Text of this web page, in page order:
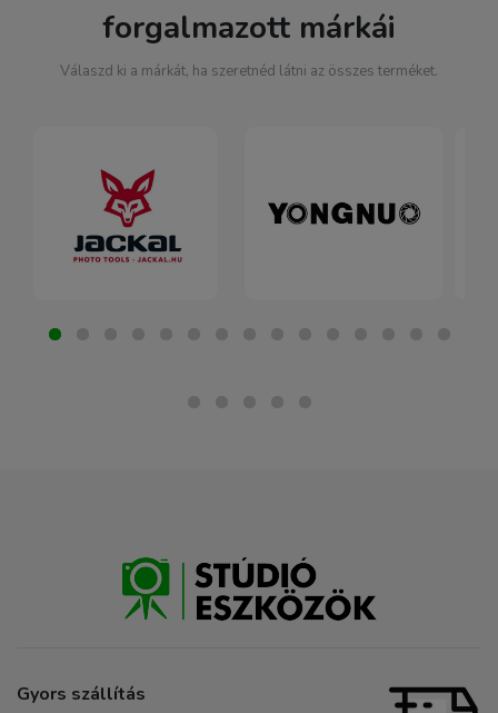
forgalmazott márkái
Válaszd ki a márkát, ha szeretnéd látni az összes terméket.
Gyors szállítás